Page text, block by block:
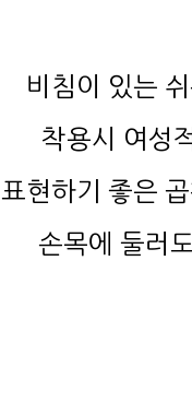
비침이 있는
착용시 여성
표현하기 좋은
손목에 둘러